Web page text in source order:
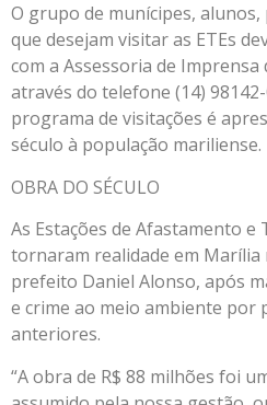
O grupo de munícipes,
que desejam visitar as ETEs
com a Assessoria de
através do telefone (14)
programa de visitações é
século à população mariliense.
OBRA DO SÉCULO
As Estações de Afastamento
tornaram realidade em
prefeito Daniel Alonso, após
e crime ao meio ambiente por
anteriores.
“A obra de R$ 88 milhões foi